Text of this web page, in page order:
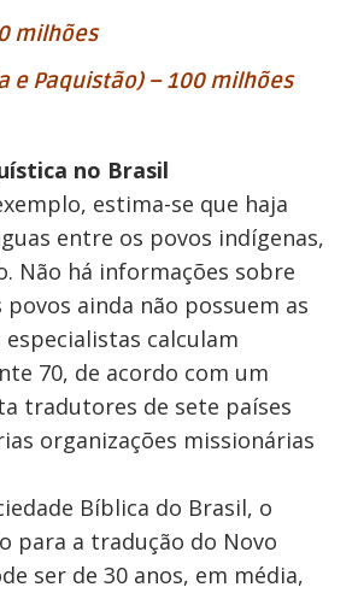
milhões
e Paquistão) – 100 milhões
no Brasil
estima-se que haja
entre os povos indígenas,
Não há informações sobre
povos ainda não possuem as
calculam
70, de acordo com um
tradutores de sete países
organizações missionárias
Bíblica do Brasil, o
para a tradução do Novo
ser de 30 anos, em média,